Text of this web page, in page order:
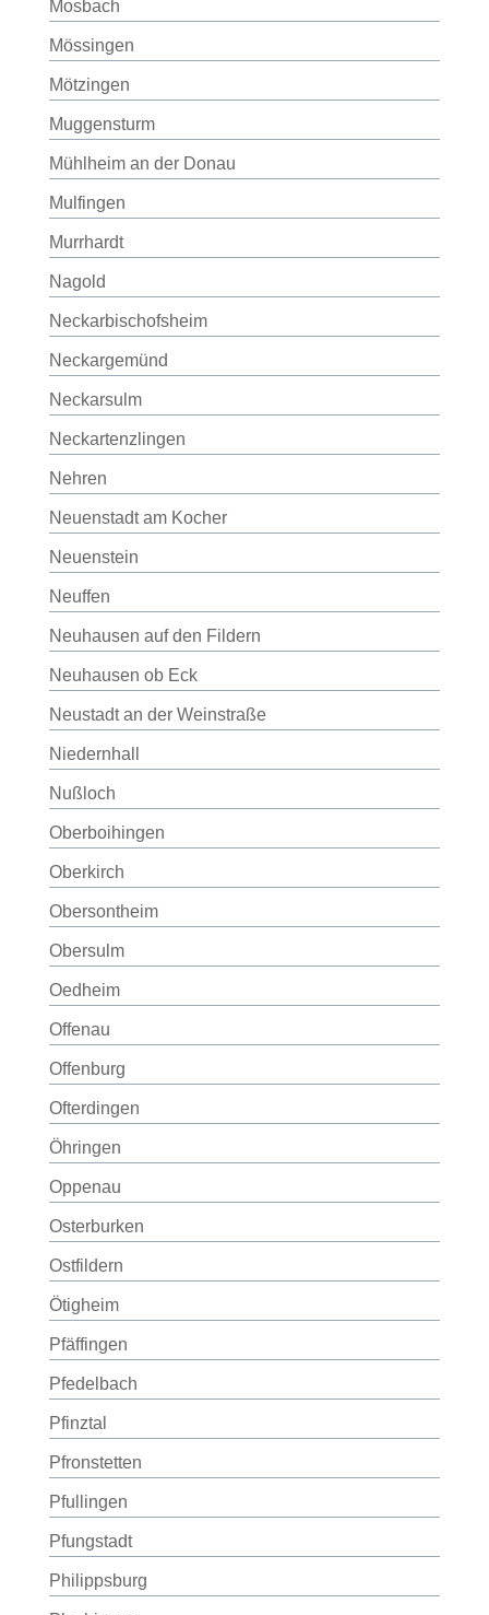
Mosbach
Mössingen
Mötzingen
Muggensturm
Mühlheim an der Donau
Mulfingen
Murrhardt
Nagold
Neckarbischofsheim
Neckargemünd
Neckarsulm
Neckartenzlingen
Nehren
Neuenstadt am Kocher
Neuenstein
Neuffen
Neuhausen auf den Fildern
Neuhausen ob Eck
Neustadt an der Weinstraße
Niedernhall
Nußloch
Oberboihingen
Oberkirch
Obersontheim
Obersulm
Oedheim
Offenau
Offenburg
Ofterdingen
Öhringen
Oppenau
Osterburken
Ostfildern
Ötigheim
Pfäffingen
Pfedelbach
Pfinztal
Pfronstetten
Pfullingen
Pfungstadt
Philippsburg